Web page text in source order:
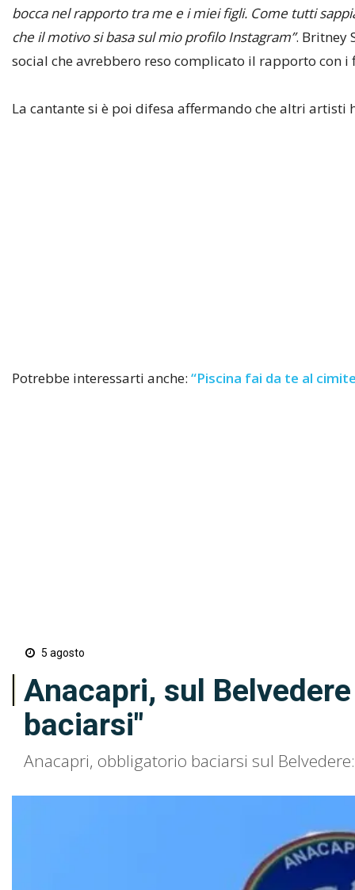
bocca nel rapporto tra me e i miei figli. Come tutti
che il motivo si basa sul mio profilo Instagram”. Britney
social che avrebbero reso complicato il rapporto con i
La cantante si è poi difesa affermando che altri
Potrebbe interessarti anche: “Piscina fai da te al
5 agosto
Anacapri, sul
baciarsi"
Anacapri, obbligatorio baciarsi sul